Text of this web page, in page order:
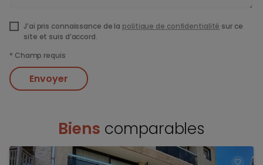
J’ai pris connaissance de la politique de confidentialité sur ce
site et suis d’accord.
* Champ requis
Envoyer
Biens comparables